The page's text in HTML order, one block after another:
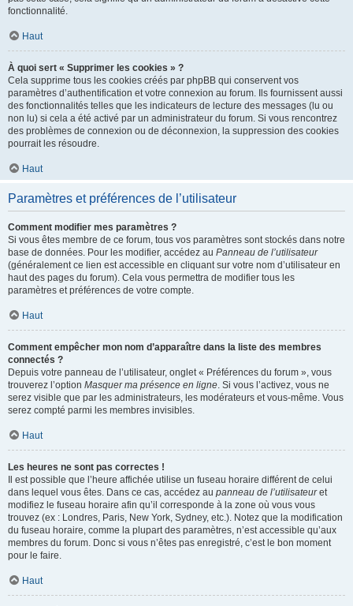
fonctionnalité.
Haut
À quoi sert « Supprimer les cookies » ?
Cela supprime tous les cookies créés par phpBB qui conservent vos
paramètres d’authentification et votre connexion au forum. Ils fournissent aussi
des fonctionnalités telles que les indicateurs de lecture des messages (lu ou
non lu) si cela a été activé par un administrateur du forum. Si vous rencontrez
des problèmes de connexion ou de déconnexion, la suppression des cookies
pourrait les résoudre.
Haut
Paramètres et préférences de l’utilisateur
Comment modifier mes paramètres ?
Si vous êtes membre de ce forum, tous vos paramètres sont stockés dans notre
base de données. Pour les modifier, accédez au Panneau de l’utilisateur
(généralement ce lien est accessible en cliquant sur votre nom d’utilisateur en
haut des pages du forum). Cela vous permettra de modifier tous les
paramètres et préférences de votre compte.
Haut
Comment empêcher mon nom d’apparaître dans la liste des membres
connectés ?
Depuis votre panneau de l’utilisateur, onglet « Préférences du forum », vous
trouverez l’option Masquer ma présence en ligne. Si vous l’activez, vous ne
serez visible que par les administrateurs, les modérateurs et vous-même. Vous
serez compté parmi les membres invisibles.
Haut
Les heures ne sont pas correctes !
Il est possible que l’heure affichée utilise un fuseau horaire différent de celui
dans lequel vous êtes. Dans ce cas, accédez au panneau de l’utilisateuret
modifiez le fuseau horaire afin qu’il corresponde à la zone où vous vous
trouvez (ex : Londres, Paris, New York, Sydney, etc.). Notez que la modification
du fuseau horaire, comme la plupart des paramètres, n’est accessible qu’aux
membres du forum. Donc si vous n’êtes pas enregistré, c’est le bon moment
pour le faire.
Haut